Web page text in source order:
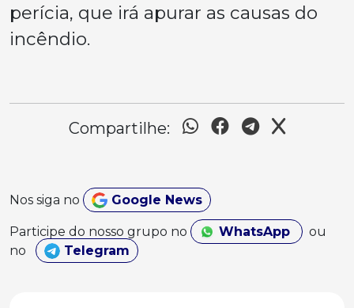
perícia, que irá apurar as causas do
incêndio.
Compartilhe:
Nos siga no Google News
Participe do nosso grupo no WhatsApp
ou
no
Telegram